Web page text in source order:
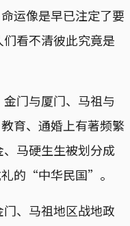
运像是早已注定了要
看不清彼此究竟是
门与厦门、马祖与
育、通婚上有著频繁
马硬生生被划分成
的“中华民国”。
、马祖地区战地政